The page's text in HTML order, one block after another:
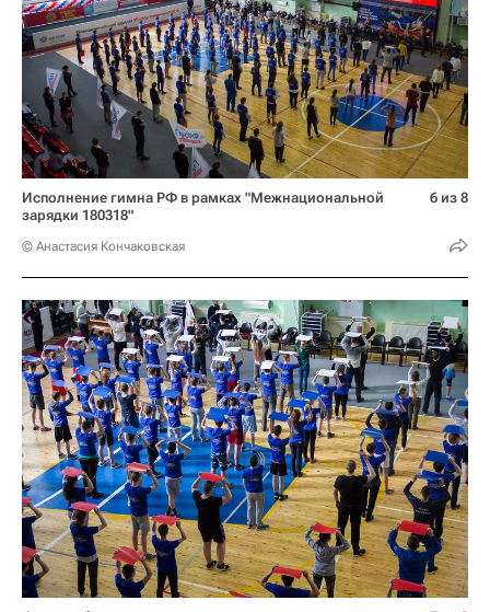
Исполнение гимна РФ в рамках "Межнациональной
зарядки 180318"
© Анастасия Кончаковская
6 из 8